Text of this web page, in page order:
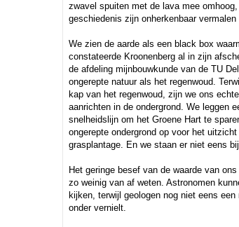
zwavel spuiten met de lava mee
geschiedenis zijn onherkenbaar
We zien de aarde als een black box
constateerde Kroonenberg al in zijn
de afdeling mijnbouwkunde van de TU
ongerepte natuur als het regenwoud.
kap van het regenwoud, zijn we ons
aanrichten in de ondergrond. We leggen
snelheidslijn om het Groene Hart te
ongerepte ondergrond op voor het
grasplantage. En we staan er niet eens
Het geringe besef van de waarde van
zo weinig van af weten. Astronomen
kijken, terwijl geologen nog niet eens
onder vernielt.